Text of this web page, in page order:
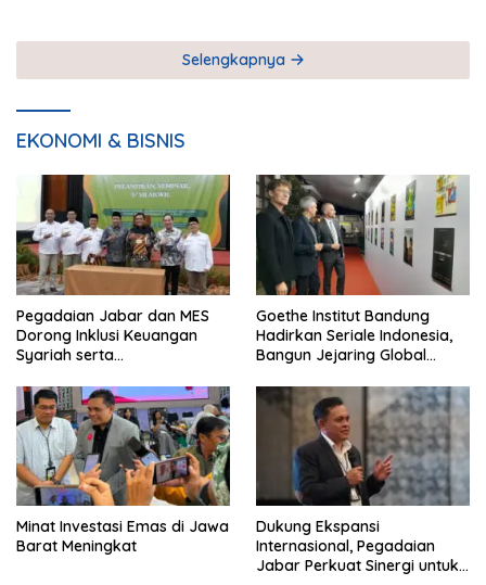
Selengkapnya
EKONOMI & BISNIS
Pegadaian Jabar dan MES
Dorong Inklusi Keuangan
Syariah serta
Goethe Institut Bandung
Hadirkan Seriale Indonesia,
Bangun Jejaring Global
Minat Investasi Emas di Jawa
Barat Meningkat
Dukung Ekspansi
Internasional, Pegadaian
Jabar Perkuat Sinergi untuk